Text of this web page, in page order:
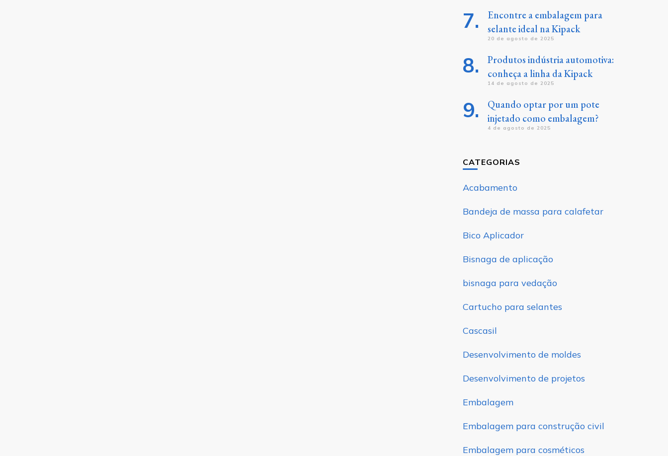
Encontre a embalagem para
selante ideal na Kipack
20 de agosto de 2025
Produtos indústria automotiva:
conheça a linha da Kipack
14 de agosto de 2025
Quando optar por um pote
injetado como embalagem?
4 de agosto de 2025
CATEGORIAS
Acabamento
Bandeja de massa para calafetar
Bico Aplicador
Bisnaga de aplicação
bisnaga para vedação
Cartucho para selantes
Cascasil
Desenvolvimento de moldes
Desenvolvimento de projetos
Embalagem
Embalagem para construção civil
Embalagem para cosméticos